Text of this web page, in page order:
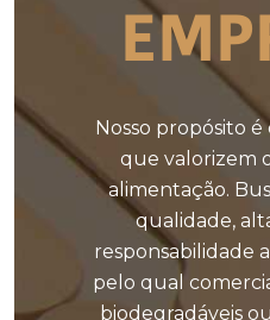
Nosso propósito
que valorizem
alimentação.
qualidade,
responsabilidade
pelo qual
biodegradáveis